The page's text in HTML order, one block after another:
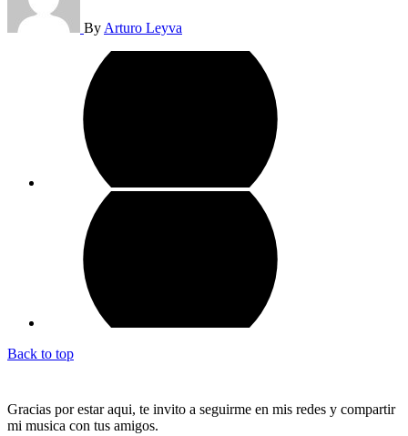
By Arturo Leyva
Back to top
Gracias por estar aqui, te invito a seguirme en mis redes y compartir
mi musica con tus amigos.